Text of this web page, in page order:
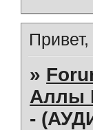
Привет,
»
Аллы
-